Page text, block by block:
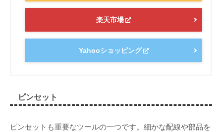
楽天市場
Yahooショッピング
ピンセット
ピンセットも重要なツールの一つです。細かな配線や部品を